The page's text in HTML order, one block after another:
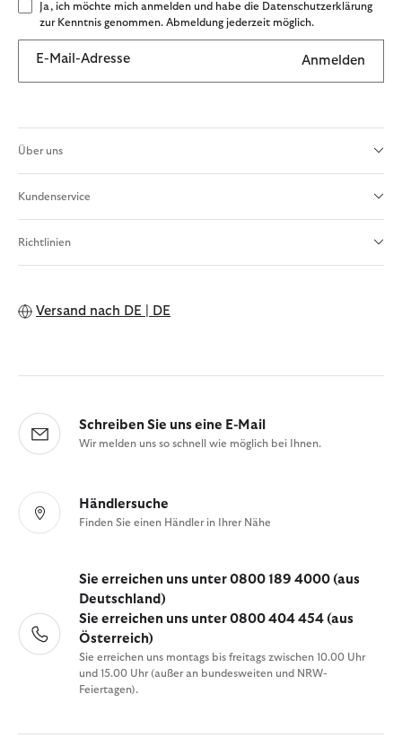
Ja, ich möchte mich anmelden und habe die Datenschutzerklärung
zur Kenntnis genommen. Abmeldung jederzeit möglich.
E-Mail-Adresse Anmelden
Über uns
Kundenservice
Richtlinien
Versand nach DE | DE
Schreiben Sie uns eine E-Mail
Wir melden uns so schnell wie möglich bei Ihnen.
Händlersuche
Finden Sie einen Händler in Ihrer Nähe
Sie erreichen uns unter 0800 189 4000 (aus
Deutschland)
Sie erreichen uns unter 0800 404 454 (aus
Österreich)
Sie erreichen uns montags bis freitags zwischen 10.00 Uhr
und 15.00 Uhr (außer an bundesweiten und NRW-
Feiertagen).